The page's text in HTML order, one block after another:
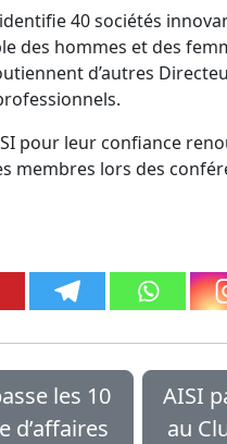
40 sociétés
des hommes et des
d’autres
pour leur confiance
membres lors des
les 10
d’affaires
AISI
au